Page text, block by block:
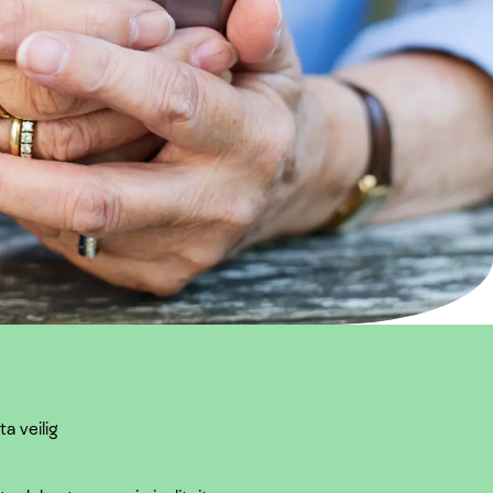
Verklaring erfrecht
veilig